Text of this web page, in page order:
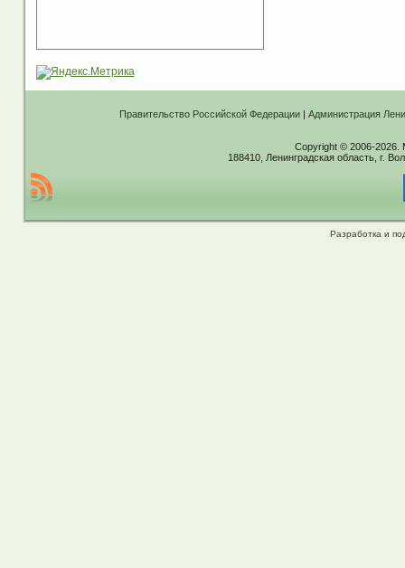
Правительство Российской Федерации| Администрация
Copyright © 2006-2026.
188410, Ленинградская область, г.
Разработка и